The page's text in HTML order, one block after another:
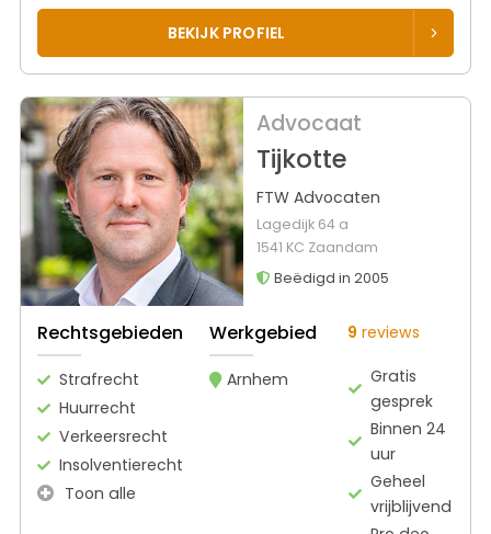
BEKIJK PROFIEL
Advocaat
Tijkotte
FTW Advocaten
Lagedijk 64 a
1541 KC Zaandam
Beëdigd in 2005
Rechtsgebieden
Strafrecht
Huurrecht
Verkeersrecht
Insolventierecht
Toon alle
Werkgebied
Arnhem
9 reviews
Gratis
gesprek
Binnen 24
uur
Geheel
vrijblijvend